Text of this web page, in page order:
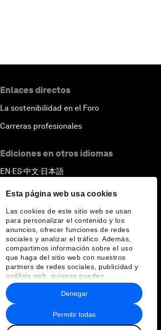
Esta página web usa cookies
Las cookies de este sitio web se usan
para personalizar el contenido y los
anuncios, ofrecer funciones de redes
sociales y analizar el tráfico. Además,
compartimos información sobre el uso
que haga del sitio web con nuestros
partners de redes sociales, publicidad y
análisis web, quienes pueden
combinarla con otra información que les
haya proporcionado o que hayan
recopilado a partir del uso que haya
hecho de sus servicios.
Permitir todas
Denegar
Enlaces directos
La sostenibilidad en el Foro
Carreras profesionales
Ediciones en otros idiomas
EN ▪ ES▪中文▪ 日本語